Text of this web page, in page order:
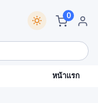
0
หน้าแรก